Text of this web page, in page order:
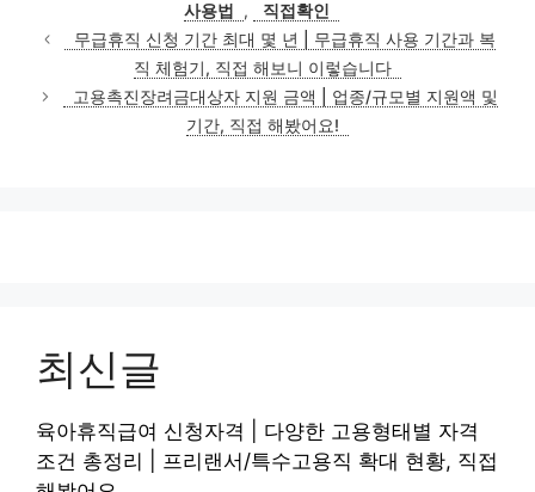
사용법
,
직접확인
무급휴직 신청 기간 최대 몇 년 | 무급휴직 사용 기간과 복
직 체험기, 직접 해보니 이렇습니다
고용촉진장려금대상자 지원 금액 | 업종/규모별 지원액 및
기간, 직접 해봤어요!
최신글
육아휴직급여 신청자격 | 다양한 고용형태별 자격
조건 총정리 | 프리랜서/특수고용직 확대 현황, 직접